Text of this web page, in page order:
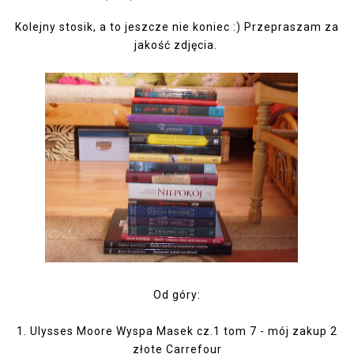
Kolejny stosik, a to jeszcze nie koniec :) Przepraszam za
jakość zdjęcia.
Od góry:
1. Ulysses Moore Wyspa Masek cz.1 tom 7 - mój zakup 2
złote Carrefour